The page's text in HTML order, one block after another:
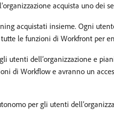
acquista uno dei
acquistati insieme. Ogni
le funzioni di Workfront per
utenti dell’organizzazione e
di Workflow e avranno un
per gli utenti